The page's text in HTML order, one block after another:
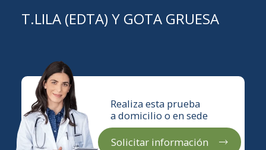
T.LILA (EDTA) Y GOTA GRUESA
Realiza esta prueba
a domicilio o en sede
Solicitar información